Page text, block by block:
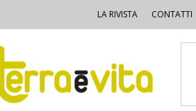
LA RIVISTA CONTATTI